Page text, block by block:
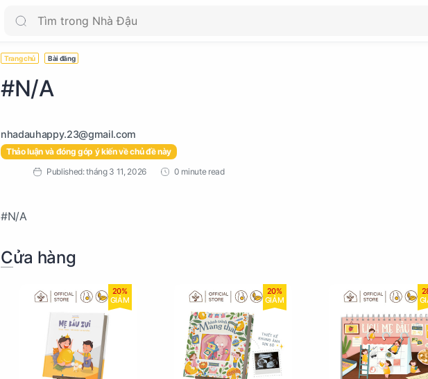
Trang chủ Bài đăng
#N/A
Thảo luận và đóng góp ý kiến về chủ đề này
0 minute read
#N/A
Cửa hàng
20%
GIẢM
20%
GIẢM